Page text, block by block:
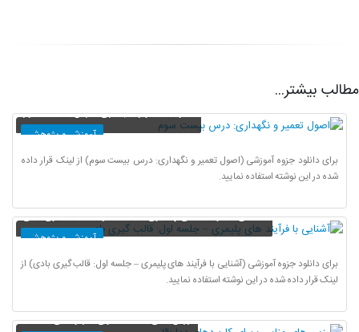
مطالب بیشتر...
اصول تعمیر و نگهداری: درس بیست سوم
آموزش و پژوهش
برای دانلود جزوه آموزشی (اصول تعمیر و نگهداری: درس بیست سوم) از لینک قرار داده
شده در این نوشته استفاده نمایید.
آشنایی با فرآیند های پلیمری – جلسه اول: قالب گیری بادی
آموزش و پژوهش
برای دانلود جزوه آموزشی (آشنایی با فرآیند های پلیمری – جلسه اول: قالب گیری بادی) از
لینک قرار داده شده در این نوشته استفاده نمایید.
رزین های مناسب برای کاربردهای دما بالا